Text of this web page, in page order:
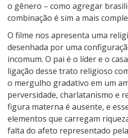
o gênero – como agregar
combinação é sim a mais
O filme nos apresenta uma
desenhada por uma
incomum. O pai é o líder e o
ligação desse trato religioso
o mergulho gradativo em um
perversidade, charlatanismo e
figura materna é ausente, e
elementos que carregam
falta do afeto representado